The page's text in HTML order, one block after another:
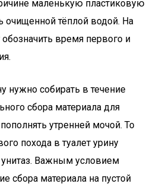
маленькую пластиковую
очищенной тёплой водой. На
время первого и
нужно собирать в течение
сбора материала для
утренней мочой. То
похода в туалет урину
унитаз. Важным условием
сбора материала на пустой